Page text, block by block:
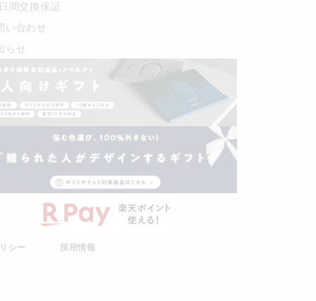
間交換保証
い合わせ
らせ
シー 採用情報